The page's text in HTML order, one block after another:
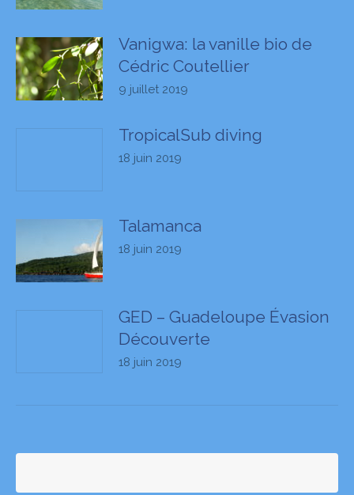
Vanigwa: la vanille bio de
Cédric Coutellier
9 juillet 2019
TropicalSub diving
18 juin 2019
Talamanca
18 juin 2019
GED – Guadeloupe Évasion
Découverte
18 juin 2019